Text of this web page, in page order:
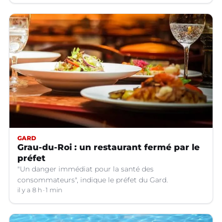
GARD
Grau-du-Roi : un restaurant fermé par le
préfet
"Un danger immédiat pour la santé des
consommateurs", indique le préfet du Gard.
il y a 8 h 1 min